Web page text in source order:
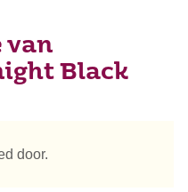
van
Black
door.